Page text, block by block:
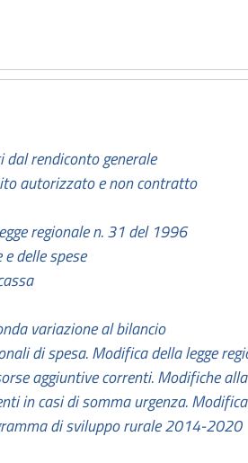
rendiconto generale
autorizzato e non contratto
regionale n. 31 del 1996
delle spese
variazione al bilancio
di spesa. Modifica della legge
aggiuntive correnti. Modifiche
in casi di somma urgenza.
di sviluppo rurale 2014-2020